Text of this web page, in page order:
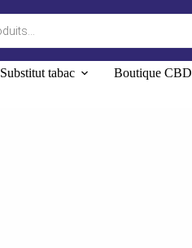
Substitut tabac Boutique CBD